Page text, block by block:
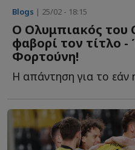
Blogs | 25/02 - 18:15
Ο Ολυμπιακός του
φαβορί τον τίτλο
Φορτούνη!